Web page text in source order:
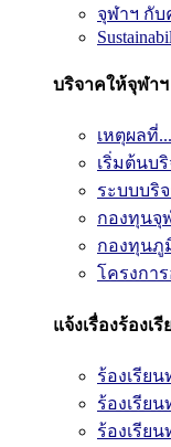
จุฬาฯ กับ
บริจาคให้จุฬาฯ
เหตุผลที่
เริ่มต้นบ
ระบบบริ
กองทุนจุ
กองทุนภู
โครงกา
แจ้งเรื่องร้องเ
ร้องเรีย
ร้องเรีย
ร้องเรีย